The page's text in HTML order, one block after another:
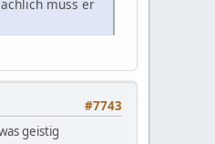
muss er
#7743
geistig